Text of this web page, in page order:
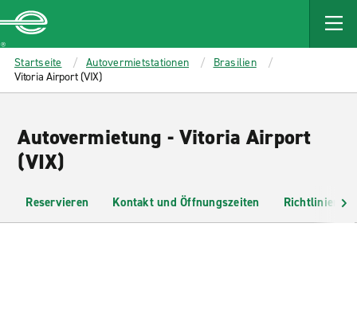
MAIN
CONTENT
Enterprise
Startseite Autovermietstationen
Brasilien
Vitoria Airport (VIX)
Autovermietung - Vitoria Airport
(VIX)
Reservieren Kontakt und Öffnungszeiten Richtlinien